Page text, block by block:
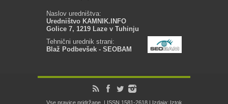
Naslov uredništva:
Uredništvo KAMNIK.INFO
Golice 7, 1219 Laze v Tuhinju
Tehnični urednik strani:
Blaž Podbevšek - SEOBAM
Vse pravice pridržane. | ISSN 1581-2618 | Izdaja: Iztok